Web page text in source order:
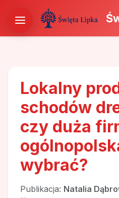
Lokalny
schodów
czy duża
wybrać?
Publikacja: Natalia